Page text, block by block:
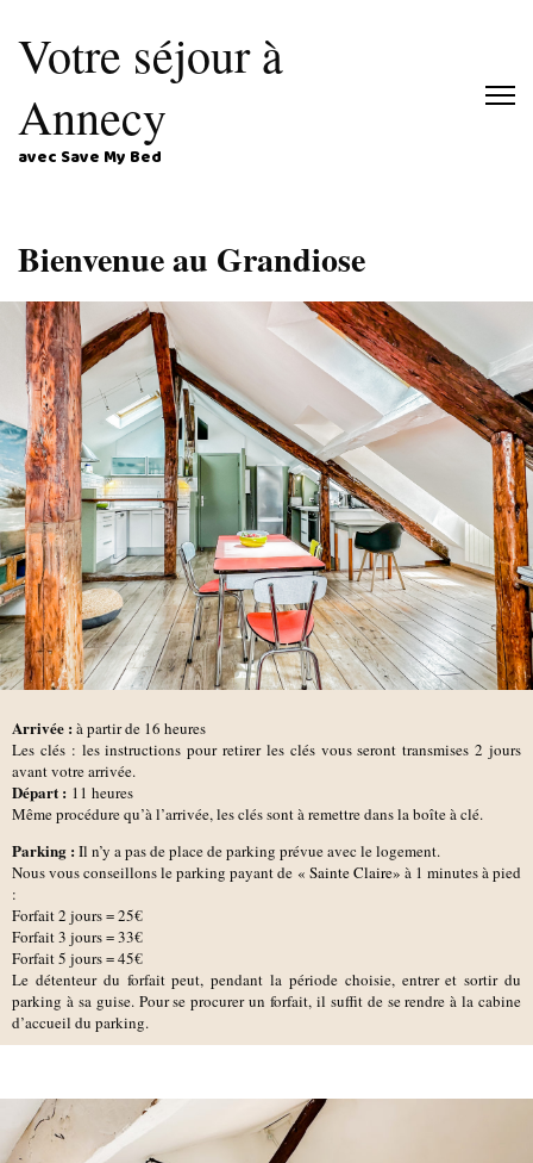
Votre séjour à
Annecy
avec Save My Bed
Bienvenue au Grandiose
Arrivée : à partir de 16 heures
Les clés : les instructions pour retirer les clés vous seront transmises 2 jours
avant votre arrivée.
Départ : 11 heures
Même procédure qu’à l’arrivée, les clés sont à remettre dans la boîte à clé.
Parking : Il n’y a pas de place de parking prévue avec le logement.
Nous vous conseillons le parking payant de « Sainte Claire» à 1 minutes à pied
:
Forfait 2 jours = 25€
Forfait 3 jours = 33€
Forfait 5 jours = 45€
Le détenteur du forfait peut, pendant la période choisie, entrer et sortir du
parking à sa guise. Pour se procurer un forfait, il suffit de se rendre à la cabine
d’accueil du parking.